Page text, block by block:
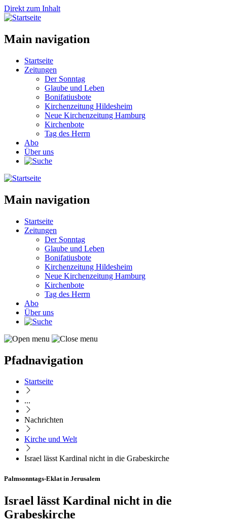
Direkt zum Inhalt
Main navigation
Startseite
Zeitungen
Der Sonntag
Glaube und Leben
Bonifatiusbote
Kirchenzeitung Hildesheim
Neue Kirchenzeitung Hamburg
Kirchenbote
Tag des Herrn
Abo
Über uns
Main navigation
Startseite
Zeitungen
Der Sonntag
Glaube und Leben
Bonifatiusbote
Kirchenzeitung Hildesheim
Neue Kirchenzeitung Hamburg
Kirchenbote
Tag des Herrn
Abo
Über uns
Pfadnavigation
Startseite
...
Nachrichten
Kirche und Welt
Israel lässt Kardinal nicht in die Grabeskirche
Palmsonntags-Eklat in Jerusalem
Israel lässt Kardinal nicht in die
Grabeskirche